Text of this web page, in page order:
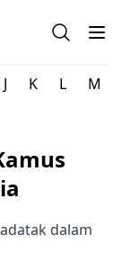
Bahasa
Open
J K L M
dalam